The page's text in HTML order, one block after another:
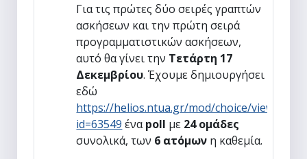
Για τις πρώτες δύο σειρές γραπτών
ασκήσεων και την πρώτη σειρά
προγραμματιστικών ασκήσεων,
αυτό θα γίνει την Τετάρτη 17
Δεκεμβρίου. Έχουμε δημιουργήσει
εδώ
https://helios.ntua.gr/mod/choice/view.php?
id=63549 έναpoll με 24 ομάδες
συνολικά, των 6 ατόμων η καθεμία.